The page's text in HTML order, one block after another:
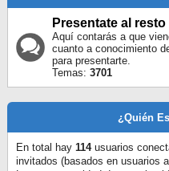
Presentate al
Aquí contarás a que
cuanto a conocimiento
para presentarte.
Temas: 3701
¿Quién
En total hay 114usuarios
invitados (basados en usuarios